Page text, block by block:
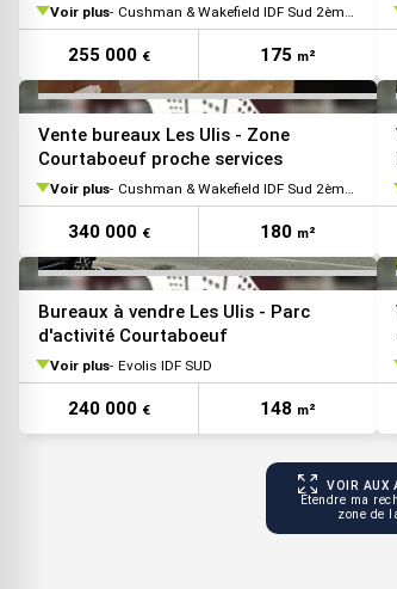
Voir plus Cushman & Wakefield IDF Sud 2ème Couronne
255 000 € 175 m²
Vente bureaux Les Ulis - Zone
Courtaboeuf proche services
Voir plus Cushman & Wakefield IDF Sud 2ème Couronne
340 000 € 180 m²
VOIR
Bureaux à vendre Les Ulis - Parc
d'activité Courtaboeuf
Voir plus Evolis IDF SUD
240 000 € 148 m²
VOIR AUX
Étendre ma
zone de